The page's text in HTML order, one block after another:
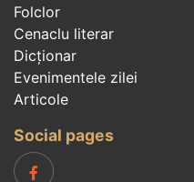
Folclor
Cenaclu literar
Dicționar
Evenimentele zilei
Articole
Social pages